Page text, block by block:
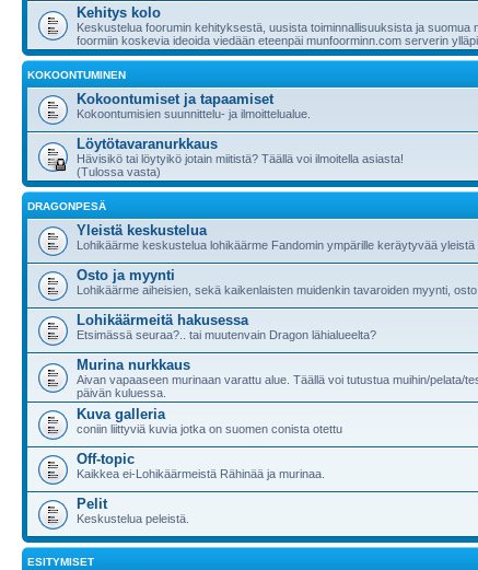
Kehitys kolo
Keskustelua foorumin kehityksestä, uusista toiminnallisuuksista ja suomua
foormiin koskevia ideoida viedään eteenpäi munfoorminn.com serverin
KOKOONTUMINEN
Kokoontumiset ja tapaamiset
Kokoontumisien suunnittelu- ja ilmoittelualue.
Löytötavaranurkkaus
Hävisikö tai löytyikö jotain miitistä? Täällä voi ilmoitella asiasta!
(Tulossa vasta)
DRAGONPESÄ
Yleistä keskustelua
Lohikäärme keskustelua lohikäärme Fandomin ympärille keräytyvää yleistä
Osto ja myynti
Lohikäärme aiheisien, sekä kaikenlaisten muidenkin tavaroiden myynti, osto
Lohikäärmeitä hakusessa
Etsimässä seuraa?.. tai muutenvain Dragon lähialueelta?
Murina nurkkaus
Aivan vapaaseen murinaan varattu alue. Täällä voi tutustua muihin/pelata/
päivän kuluessa.
Kuva galleria
coniin liittyviä kuvia jotka on suomen conista otettu
Off-topic
Kaikkea ei-Lohikäärmeistä Rähinää ja murinaa.
Pelit
Keskustelua peleistä.
ESITYMISET